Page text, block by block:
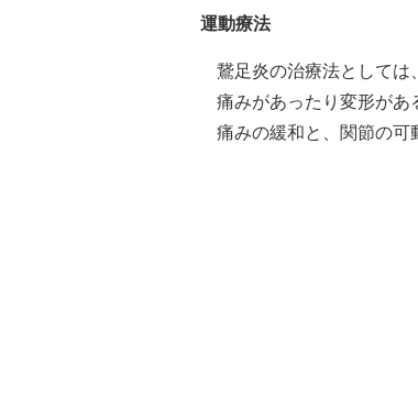
運動療法
鵞足炎の治療法としては
痛みがあったり変形があ
痛みの緩和と、関節の可